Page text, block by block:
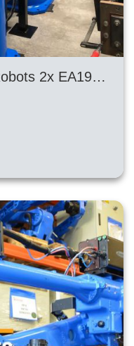
Motoman Welding Twin Robots 2x EA1900N Nx100 mit großem Positionierer in H-Form